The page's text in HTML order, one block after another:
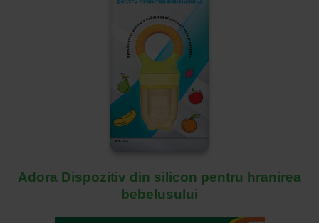
Adora Dispozitiv din silicon pentru hranirea
bebelusului